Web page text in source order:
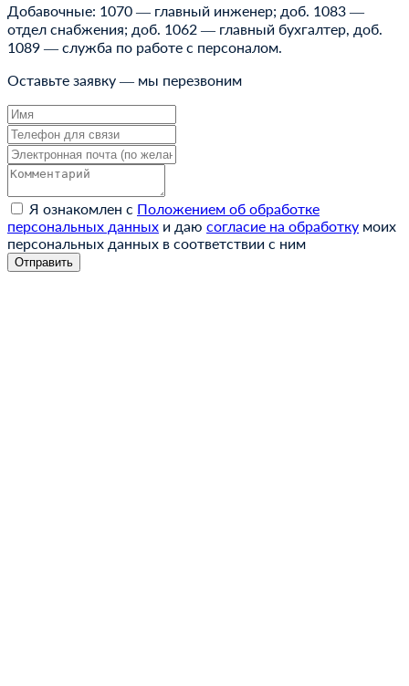
Добавочные: 1070 — главный инженер; доб. 1083 —
отдел снабжения; доб. 1062 — главный бухгалтер, доб.
1089 — cлужба по работе с персоналом.
Оставьте заявку — мы перезвоним
Я ознакомлен с Положением об обработке
персональных данных и даю согласие на обработку моих
персональных данных в соответствии с ним
Отправить